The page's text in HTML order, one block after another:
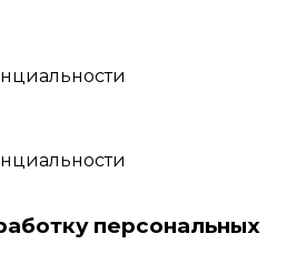
персональных